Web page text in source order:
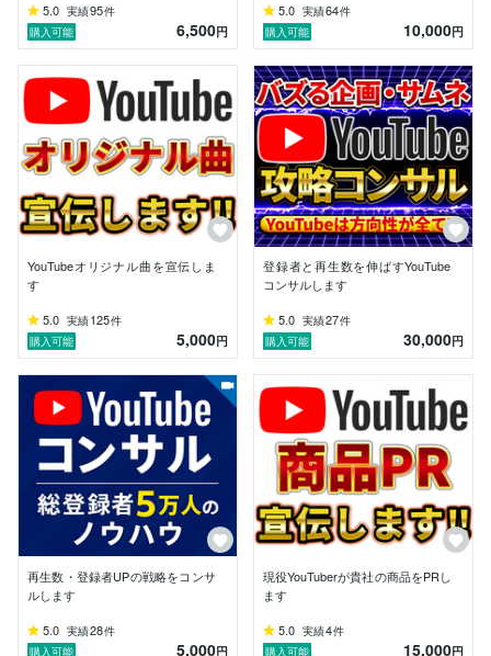
ています。
【得意分野】
ビジネス／ゆっくり／ゲーム実況／切り抜き／エンタメ
／整体／Vtuber など
多ジャンルで チャンネル登録・再生数アップの実績 が
あります。
本質はどのジャンルでも同じ——「伸びる導線」を作る
ことです。
【ポリシー】
ココナラでご依頼いただいた方には、
を大切にしています。
質問・相談だけでも大歓迎です！
5.0 実績95件
購入可能
6,500円
5.0 実績64件
購入可能
10,000円
YouTubeオリジナル曲を宣伝しま
す
5.0 実績125件
購入可能
5,000円
登録者と再生数を伸ばすYouTube
コンサルします
5.0 実績27件
購入可能
30,000円
再生数・登録者UPの戦略をコンサ
ルします
5.0 実績28件
購入可能
5,000円
現役YouTuberが貴社の商品をPRし
ます
5.0 実績4件
購入可能
15,000円